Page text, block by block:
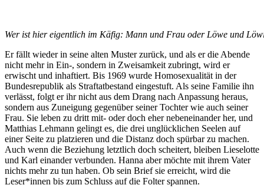
Wer ist hier eigentlich im Käfig: Mann und Frau oder Löwe und
Er fällt wieder in seine alten Muster zurück, und als er die Abende
nicht mehr in Ein-, sondern in Zweisamkeit zubringt, wird er
erwischt und inhaftiert. Bis 1969 wurde Homosexualität in der
Bundesrepublik als Straftatbestand eingestuft. Als seine Familie ihn
verlässt, folgt er ihr nicht aus dem Drang nach Anpassung heraus,
sondern aus Zuneigung gegenüber seiner Tochter wie auch seiner
Frau. Sie leben zu dritt mit- oder doch eher nebeneinander her, und
Matthias Lehmann gelingt es, die drei unglücklichen Seelen auf
einer Seite zu platzieren und die Distanz doch spürbar zu machen.
Auch wenn die Beziehung letztlich doch scheitert, bleiben Lieselotte
und Karl einander verbunden. Hanna aber möchte mit ihrem Vater
nichts mehr zu tun haben. Ob sein Brief sie erreicht, wird die
Leser*innen bis zum Schluss auf die Folter spannen.